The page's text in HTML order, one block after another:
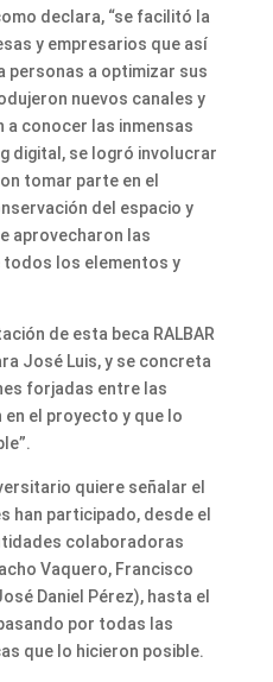
declara, “se facilitó la
y empresarios que así
personas a optimizar sus
nuevos canales y
a conocer las inmensas
digital, se logró involucrar
tomar parte en el
del espacio y
aprovecharon las
todos los elementos y
de esta beca RALBAR
José Luis, y se concreta
forjadas entre las
el proyecto y que lo
quiere señalar el
han participado, desde el
colaboradoras
Vaquero, Francisco
Daniel Pérez), hasta el
por todas las
que lo hicieron posible.